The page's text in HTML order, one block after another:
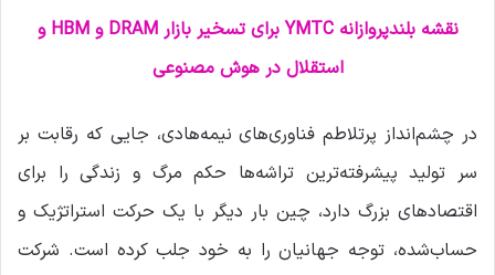
م
ل
نقشه بلندپروازانه YMTC برای تسخیر بازار DRAM و HBM و
استقلال در هوش مصنوعی
در چشم‌انداز پرتلاطم فناوری‌های نیمه‌هادی، جایی که رقابت بر
سر تولید پیشرفته‌ترین تراشه‌ها حکم مرگ و زندگی را برای
اقتصادهای بزرگ دارد، چین بار دیگر با یک حرکت استراتژیک و
حساب‌شده، توجه جهانیان را به خود جلب کرده است. شرکت